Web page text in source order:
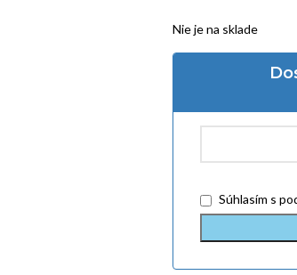
Nie je na sklade
Súhlasím s